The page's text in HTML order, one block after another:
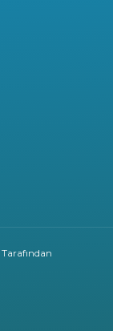
Tarafından